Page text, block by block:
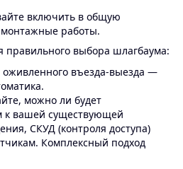
включить в общую
работы.
правильного выбора шлагбаума:
оживленного въезда-выезда —
можно ли будет
к вашей существующей
СКУД (контроля доступа)
Комплексный подход